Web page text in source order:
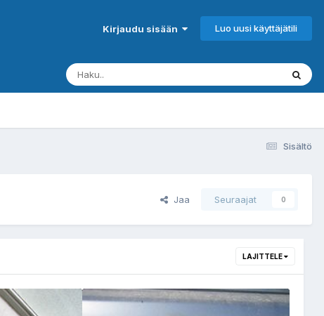
Kirjaudu sisään Luo uusi käyttäjätili
Sisältö
Jaa Seuraajat 0
LAJITTELE